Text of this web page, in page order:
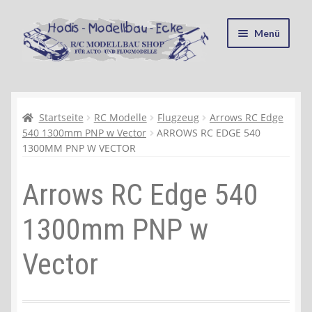
Zur
Navigation
springen
Zum
Inhalt
springen
Menü
Kasse
Mein Konto
Recycling, Entsorgung und Umwelt
Shop
Warenkorb
Ablauf einer Bestellung
Startseite RC Modelle Flugzeug
Arrows RC Edge
540 1300mm PNP w Vector
ARROWS RC EDGE 540
1300MM PNP W VECTOR
Arrows RC Edge 540
1300mm PNP w
Vector